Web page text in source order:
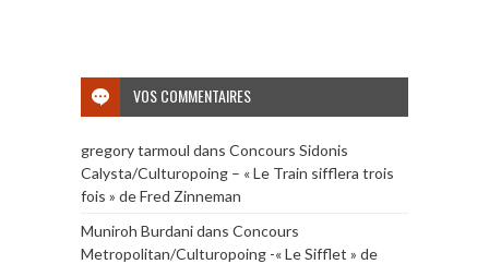
VOS COMMENTAIRES
gregory tarmoul dans Concours Sidonis
Calysta/Culturopoing – « Le Train sifflera trois
fois » de Fred Zinneman
Muniroh Burdanidans Concours
Metropolitan/Culturopoing -« Le Sifflet » de